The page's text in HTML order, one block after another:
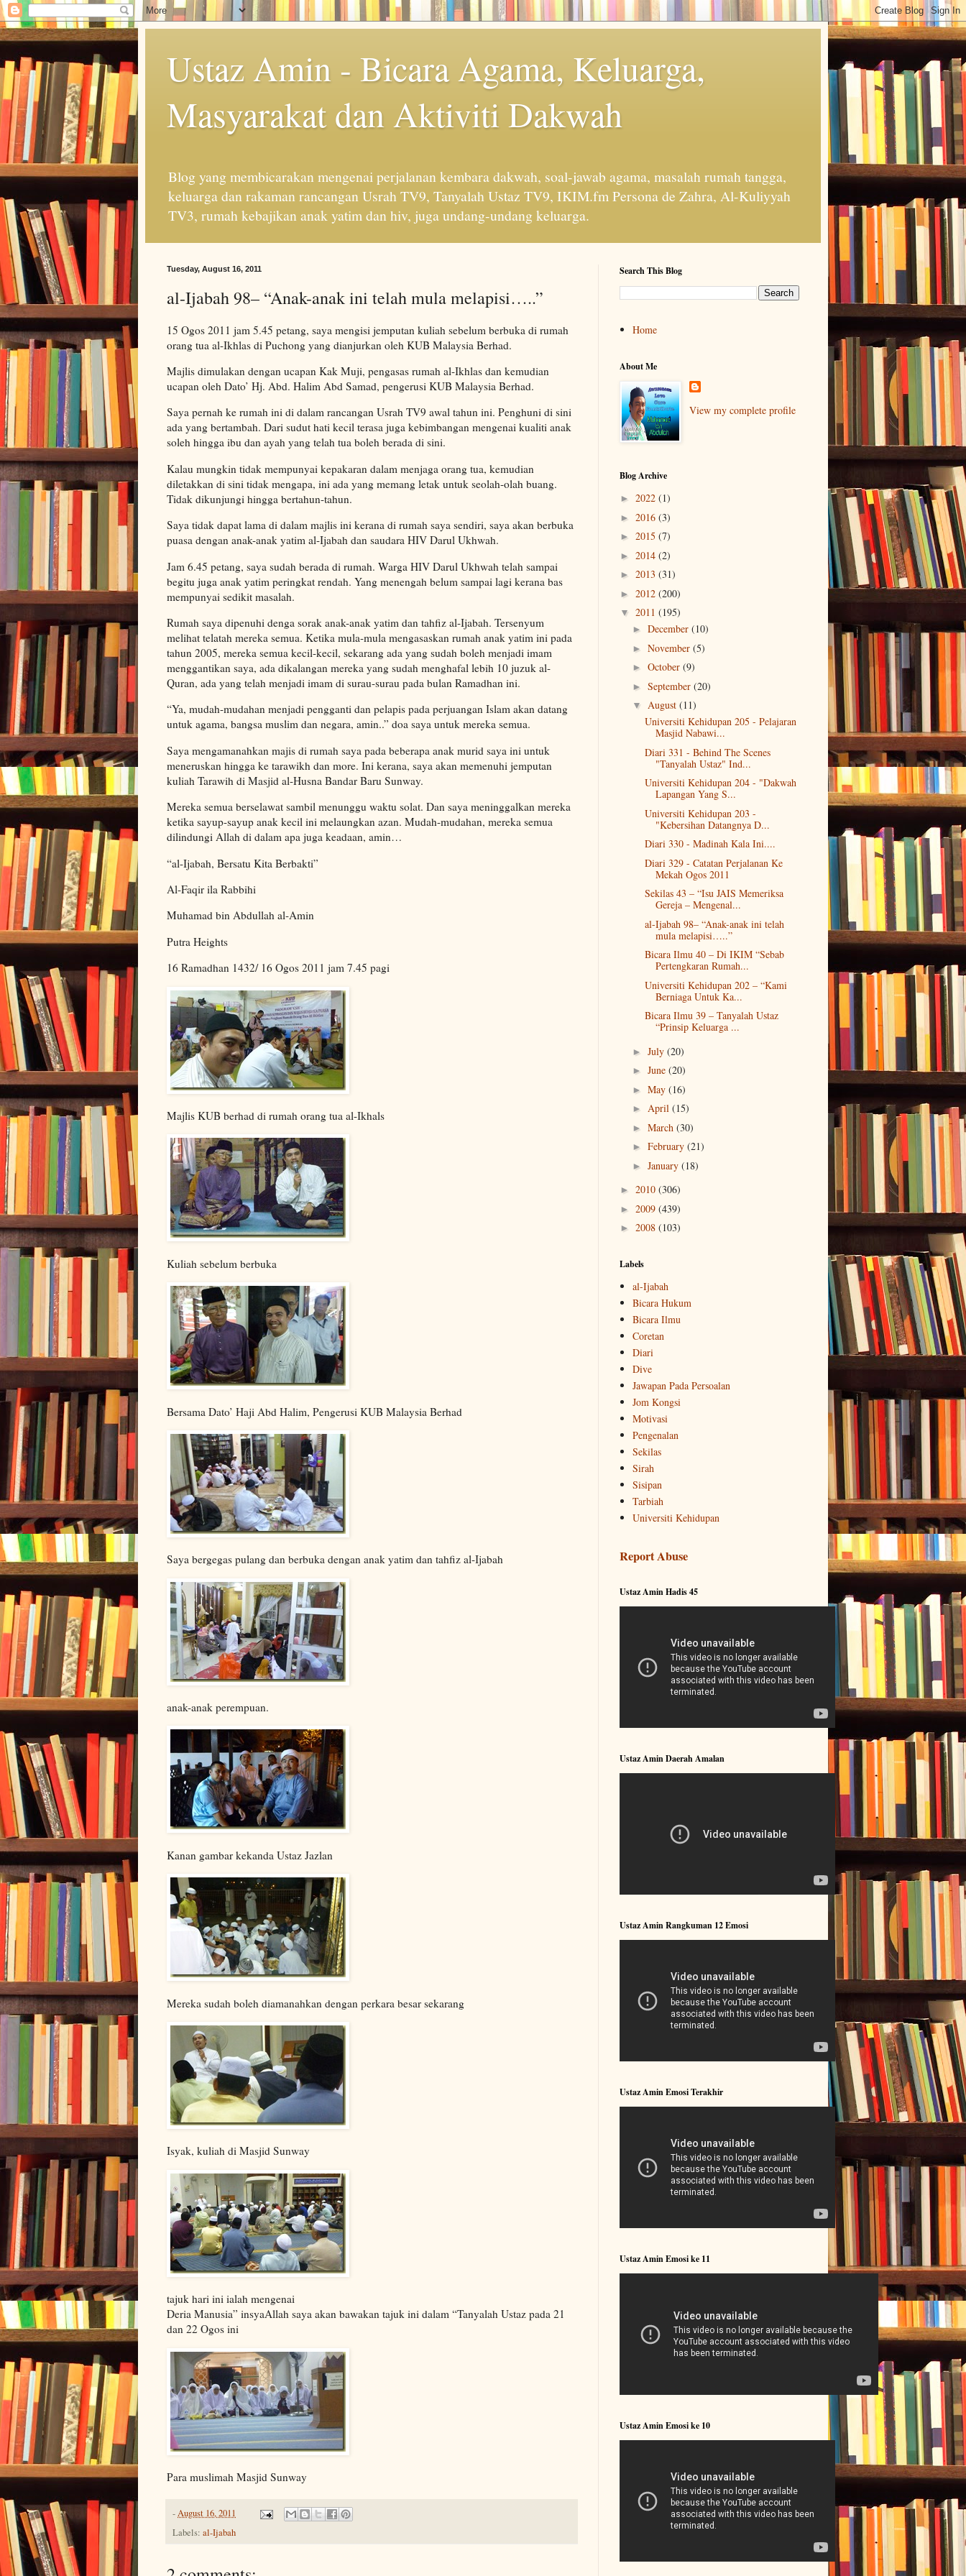
Ustaz Amin - Bicara Agama, Keluarga,
Masyarakat dan Aktiviti Dakwah
Blog yang membicarakan mengenai perjalanan kembara dakwah, soal-jawab agama, masalah rumah tangga,
keluarga dan rakaman rancangan Usrah TV9, Tanyalah Ustaz TV9, IKIM.fm Persona de Zahra, Al-Kuliyyah
TV3, rumah kebajikan anak yatim dan hiv, juga undang-undang keluarga.
Tuesday, August 16, 2011
al-Ijabah 98– “Anak-anak ini telah mula melapisi…..”
15 Ogos 2011 jam 5.45 petang, saya mengisi jemputan kuliah sebelum berbuka di rumah
orang tua al-Ikhlas di Puchong yang dianjurkan oleh KUB Malaysia Berhad.
Majlis dimulakan dengan ucapan Kak Muji, pengasas rumah al-Ikhlas dan kemudian
ucapan oleh Dato’ Hj. Abd. Halim Abd Samad, pengerusi KUB Malaysia Berhad.
Saya pernah ke rumah ini di dalam rancangan Usrah TV9 awal tahun ini. Penghuni di sini
ada yang bertambah. Dari sudut hati kecil terasa juga kebimbangan mengenai kualiti anak
soleh hingga ibu dan ayah yang telah tua boleh berada di sini.
Kalau mungkin tidak mempunyai kepakaran dalam menjaga orang tua, kemudian
diletakkan di sini tidak mengapa, ini ada yang memang letak untuk seolah-olah buang.
Tidak dikunjungi hingga bertahun-tahun.
Saya tidak dapat lama di dalam majlis ini kerana di rumah saya sendiri, saya akan berbuka
puasa dengan anak-anak yatim al-Ijabah dan saudara HIV Darul Ukhwah.
Jam 6.45 petang, saya sudah berada di rumah. Warga HIV Darul Ukhwah telah sampai
begitu juga anak yatim peringkat rendah. Yang menengah belum sampai lagi kerana bas
mempunyai sedikit masalah.
Rumah saya dipenuhi denga sorak anak-anak yatim dan tahfiz al-Ijabah. Tersenyum
melihat telatah mereka semua. Ketika mula-mula mengasaskan rumah anak yatim ini pada
tahun 2005, mereka semua kecil-kecil, sekarang ada yang sudah boleh menjadi imam
menggantikan saya, ada dikalangan mereka yang sudah menghafal lebih 10 juzuk al-
Quran, ada yang telah menjadi imam di surau-surau pada bulan Ramadhan ini.
“Ya, mudah-mudahan menjadi pengganti dan pelapis pada perjuangan Islam akan datang
untuk agama, bangsa muslim dan negara, amin..” doa saya untuk mereka semua.
Saya mengamanahkan majis di rumah saya pada beberapa anak murid saya ini untuk
meneruskan hingga ke tarawikh dan more. Ini kerana, saya akan memenuhi jemputan
kuliah Tarawih di Masjid al-Husna Bandar Baru Sunway.
Mereka semua berselawat sambil menunggu waktu solat. Dan saya meninggalkan mereka
ketika sayup-sayup anak kecil ini melaungkan azan. Mudah-mudahan, mereka semua
dilindungi Allah di dalam apa juga keadaan, amin…
“al-Ijabah, Bersatu Kita Berbakti”
Al-Faqir ila Rabbihi
Muhamad bin Abdullah al-Amin
Putra Heights
16 Ramadhan 1432/ 16 Ogos 2011 jam 7.45 pagi
Majlis KUB berhad di rumah orang tua al-Ikhals
Kuliah sebelum berbuka
Bersama Dato’ Haji Abd Halim, Pengerusi KUB Malaysia Berhad
Saya bergegas pulang dan berbuka dengan anak yatim dan tahfiz al-Ijabah
anak-anak perempuan.
Kanan gambar kekanda Ustaz Jazlan
Mereka sudah boleh diamanahkan dengan perkara besar sekarang
Isyak, kuliah di Masjid Sunway
tajuk hari ini ialah mengenai
Deria Manusia” insyaAllah saya akan bawakan tajuk ini dalam “Tanyalah Ustaz pada 21
dan 22 Ogos ini
Para muslimah Masjid Sunway
-August 16, 2011
Labels: al-Ijabah
Search This Blog
Home
About Me
View my complete profile
Blog Archive
► 2022 (1)
► 2016 (3)
► 2015 (7)
► 2014 (2)
► 2013 (31)
► 2012 (200)
▼ 2011 (195)
► December (10)
► November (5)
► October (9)
► September (20)
▼ August (11)
Universiti Kehidupan 205 - Pelajaran
Masjid Nabawi...
Diari 331 - Behind The Scenes
"Tanyalah Ustaz" Ind...
Universiti Kehidupan 204 - "Dakwah
Lapangan Yang S...
Universiti Kehidupan 203 -
"Kebersihan Datangnya D...
Diari 330 - Madinah Kala Ini....
Diari 329 - Catatan Perjalanan Ke
Mekah Ogos 2011
Sekilas 43 – “Isu JAIS Memeriksa
Gereja – Mengenal...
al-Ijabah 98– “Anak-anak ini telah
mula melapisi…..”
Bicara Ilmu 40 – Di IKIM “Sebab
Pertengkaran Rumah...
Universiti Kehidupan 202 – “Kami
Berniaga Untuk Ka...
Bicara Ilmu 39 – Tanyalah Ustaz
“Prinsip Keluarga ...
► July (20)
► June (20)
► May (16)
► April (15)
► March (30)
► February (21)
► January (18)
► 2010 (306)
► 2009 (439)
► 2008 (103)
Labels
al-Ijabah
Bicara Hukum
Bicara Ilmu
Coretan
Diari
Dive
Jawapan Pada Persoalan
Jom Kongsi
Motivasi
Pengenalan
Sekilas
Sirah
Sisipan
Tarbiah
Universiti Kehidupan
Report Abuse
Ustaz Amin Hadis 45
Ustaz Amin Daerah Amalan
Ustaz Amin Rangkuman 12 Emosi
Ustaz Amin Emosi Terakhir
Ustaz Amin Emosi ke 11
Ustaz Amin Emosi ke 10